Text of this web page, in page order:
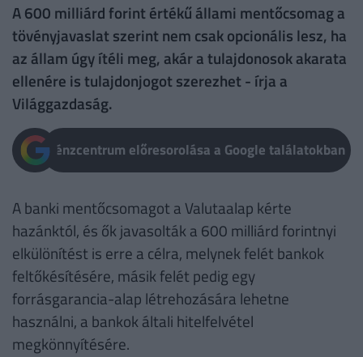
A 600 milliárd forint értékű állami mentőcsomag a
tövényjavaslat szerint nem csak opcionális lesz, ha
az állam úgy ítéli meg, akár a tulajdonosok akarata
ellenére is tulajdonjogot szerezhet - írja a
Világgazdaság.
Pénzcentrum előresorolása a Google találatokban
A banki mentőcsomagot a Valutaalap kérte
hazánktól, és ők javasolták a 600 milliárd forintnyi
elkülönítést is erre a célra, melynek felét bankok
feltőkésítésére, másik felét pedig egy
forrásgarancia-alap létrehozására lehetne
használni, a bankok általi hitelfelvétel
megkönnyítésére.